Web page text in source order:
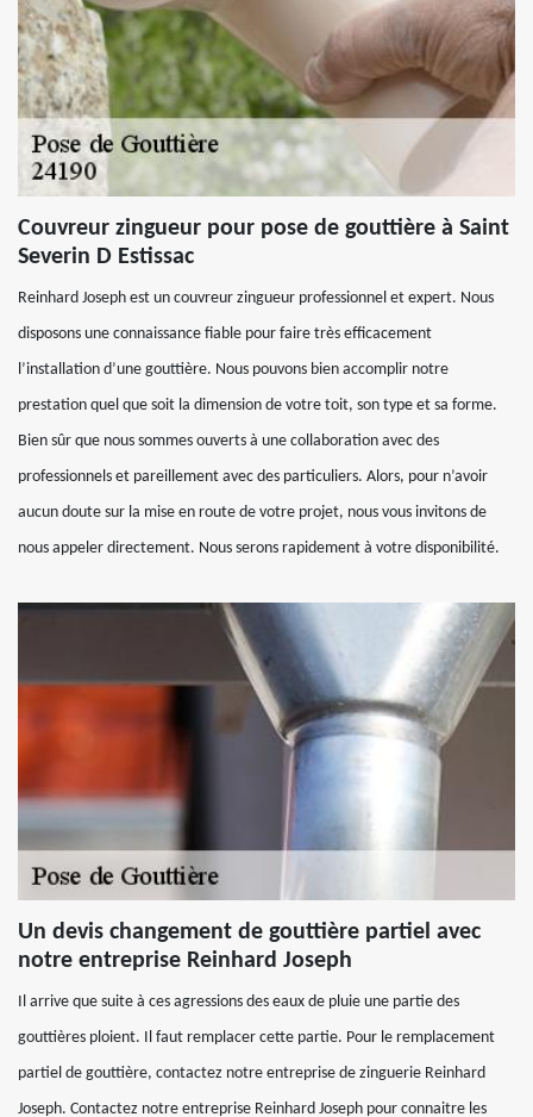
Couvreur zingueur pour pose de gouttière à Saint
Severin D Estissac
Reinhard Joseph est un couvreur zingueur professionnel et expert. Nous
disposons une connaissance fiable pour faire très efficacement
l’installation d’une gouttière. Nous pouvons bien accomplir notre
prestation quel que soit la dimension de votre toit, son type et sa forme.
Bien sûr que nous sommes ouverts à une collaboration avec des
professionnels et pareillement avec des particuliers. Alors, pour n’avoir
aucun doute sur la mise en route de votre projet, nous vous invitons de
nous appeler directement. Nous serons rapidement à votre disponibilité.
Un devis changement de gouttière partiel avec
notre entreprise Reinhard Joseph
Il arrive que suite à ces agressions des eaux de pluie une partie des
gouttières ploient. Il faut remplacer cette partie. Pour le remplacement
partiel de gouttière, contactez notre entreprise de zinguerie Reinhard
Joseph. Contactez notre entreprise Reinhard Joseph pour connaitre les